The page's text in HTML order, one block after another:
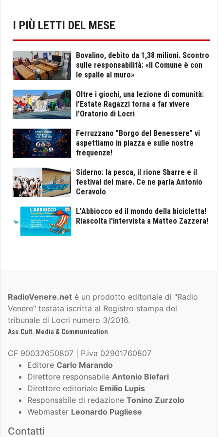
I PIÙ LETTI DEL MESE
Bovalino, debito da 1,38 milioni. Scontro
sulle responsabilità: «Il Comune è con
le spalle al muro»
Oltre i giochi, una lezione di comunità:
l’Estate Ragazzi torna a far vivere
l’Oratorio di Locri
Ferruzzano "Borgo del Benessere" vi
aspettiamo in piazza e sulle nostre
frequenze!
Siderno: la pesca, il rione Sbarre e il
festival del mare. Ce ne parla Antonio
Ceravolo
L'Abbiocco ed il mondo della bicicletta!
Riascolta l'intervista a Matteo Zazzera!
RadioVenere.net è un prodotto editoriale di "Radio
Venere" testata iscritta al Registro stampa del
tribunale di Locri numero 3/2016.
Ass.Cult. Media & Communication
CF 90032650807 | P.iva 02901760807
Editore Carlo Marando
Direttore responsabile Antonio Blefari
Direttore editoriale Emilio Lupis
Responsabile di redazione Tonino Zurzolo
Webmaster Leonardo Pugliese
Contatti